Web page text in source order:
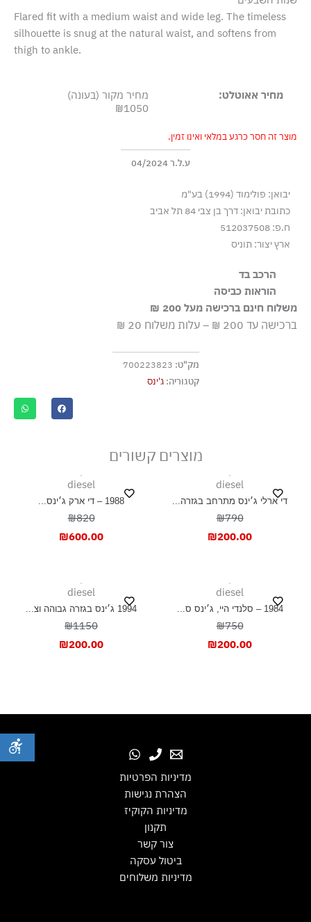
Flared fit with a medium waist and wide leg. The timeless
silhouette is snug at the natural waist, and softens from
thigh to ankle.
מחיר אאוטלט:
מחיר מקור (בעונה)
₪1050
מוצר זה חסר כרגע במלאי ואינו זמין.
ע.ל.ר 04/2024
יבואן: פולימוד (1994) בע"מ
כתובת יבואן: דרך בן צבי 84 תל אביב
ח.פ: 512037508
ארץ יצור: תוניס
הרכב בד
99% כותנה 1% אלסטן-ספנדקסהוראות כביסה
כביסה עדינה במכונה עד-30°C
ללא חומרי הלבנה, ללא השריה
גיהוץ בחום נמוך
אסור לנקות בניקוי יבש
משלוח חינם ברכישה מעל 200 ₪
ברכישה עד 200 ₪ – עלות משלוח 20 ₪
מק"ט: 700223823
קטגוריה:ג'ינס
מוצרים קשורים
diesel
די ארלי ג׳ינס מתרחב בגזרה...
₪790
₪200.00
diesel
1988 – די ארק ג׳ינס...
₪820
₪600.00
diesel
1984 – סלנדי היי, ג׳ינס ס...
₪750
₪200.00
diesel
1994 ג׳ינס בגזרה גבוהה וצ...
₪1150
₪200.00
מדיניות הפרטיות
הצהרת נגישות
מדיניות הקוקיז
תקנון
צור קשר
ביטול עסקה
מדיניות משלוחים